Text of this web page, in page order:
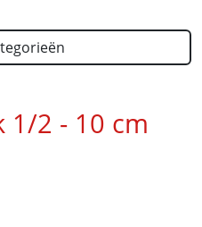
1/2 - 10 cm